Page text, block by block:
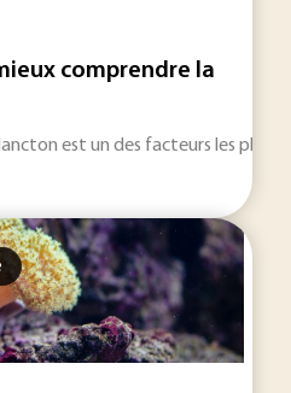
comprendre la
est un des facteurs les plus